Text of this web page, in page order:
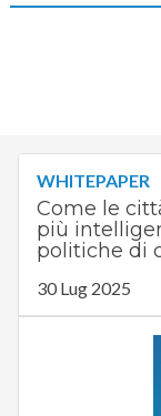
WHITEPAPER
Come le
più
politiche di
30 Lug 2025